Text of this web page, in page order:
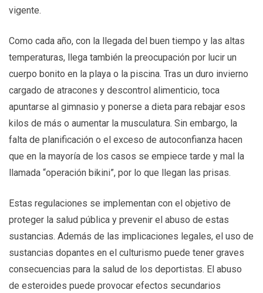
vigente.
Como cada año, con la llegada del buen tiempo y las altas
temperaturas, llega también la preocupación por lucir un
cuerpo bonito en la playa o la piscina. Tras un duro invierno
cargado de atracones y descontrol alimenticio, toca
apuntarse al gimnasio y ponerse a dieta para rebajar esos
kilos de más o aumentar la musculatura. Sin embargo, la
falta de planificación o el exceso de autoconfianza hacen
que en la mayoría de los casos se empiece tarde y mal la
llamada “operación bikini”, por lo que llegan las prisas.
Estas regulaciones se implementan con el objetivo de
proteger la salud pública y prevenir el abuso de estas
sustancias. Además de las implicaciones legales, el uso de
sustancias dopantes en el culturismo puede tener graves
consecuencias para la salud de los deportistas. El abuso
de esteroides puede provocar efectos secundarios